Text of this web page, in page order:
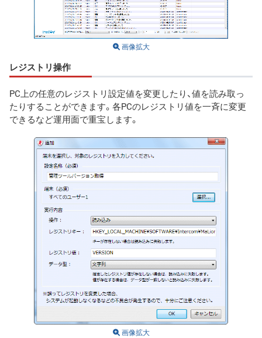
画像拡大
レジストリ操作
PC上の任意のレジストリ設定値を変更したり、値を読み取っ
たりすることができます。各PCのレジストリ値を一斉に変更
できるなど運用面で重宝します。
画像拡大